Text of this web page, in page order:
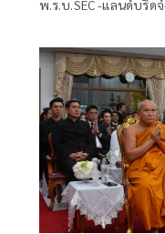
พ.ร.บ.SEC -แลนด์บริ
ข้อ